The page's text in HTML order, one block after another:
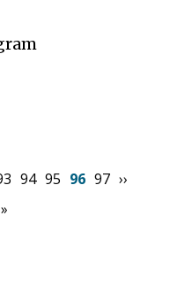
Page
94 Page
95 Aktuálna
96 Page
97 Ďalšia
››